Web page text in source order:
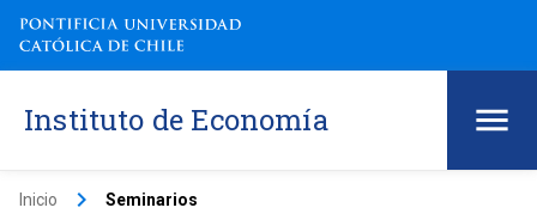
Instituto de Economía
Inicio keyboard_arrow_right Seminarios